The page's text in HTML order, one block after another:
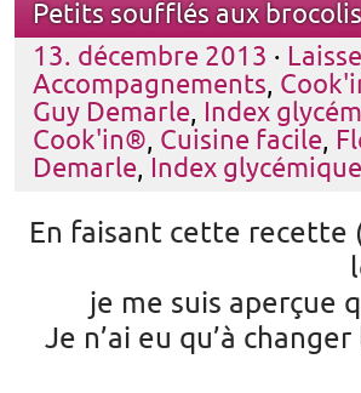
Petits soufflés aux
13. décembre 2013 ·
Accompagnements,
Guy Demarle, Index
Cook'in®, Cuisine facile,
Demarle, Index
En faisant cette recette
je me suis aperçue
Je n’ai eu qu’à